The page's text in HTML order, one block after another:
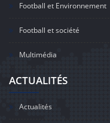
Football et Environnement
Football et société
Multimédia
ACTUALITÉS
Actualités